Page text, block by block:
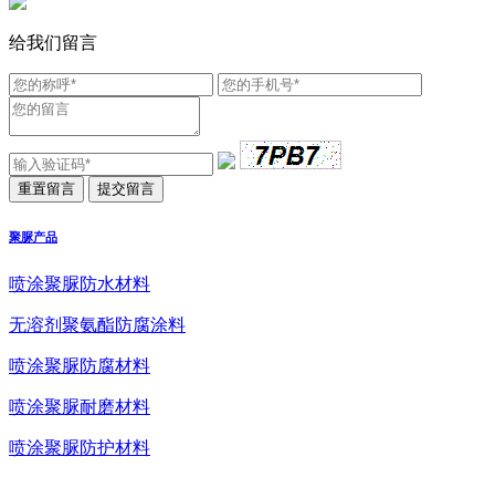
给我们留言
聚脲产品
喷涂聚脲防水材料
无溶剂聚氨酯防腐涂料
喷涂聚脲防腐材料
喷涂聚脲耐磨材料
喷涂聚脲防护材料